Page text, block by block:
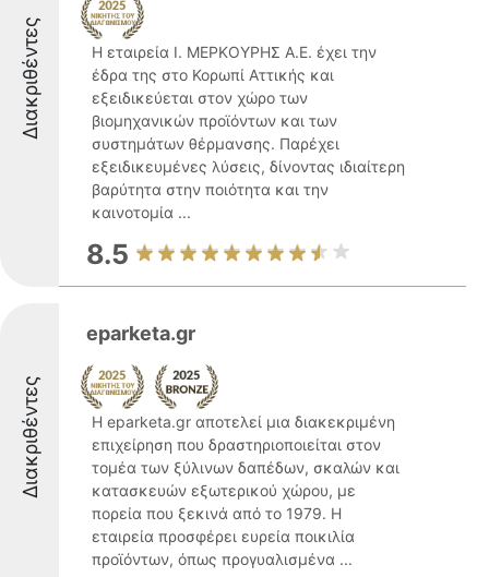
Διακριθέντες
Η εταιρεία Ι. ΜΕΡΚΟΥΡΗΣ Α.Ε. έχει την
έδρα της στο Κορωπί Αττικής και
εξειδικεύεται στον χώρο των
βιομηχανικών προϊόντων και των
συστημάτων θέρμανσης. Παρέχει
εξειδικευμένες λύσεις, δίνοντας ιδιαίτερη
βαρύτητα στην ποιότητα και την
καινοτομία ...
8.5
Διακριθέντες
eparketa.gr
Η eparketa.gr αποτελεί μια διακεκριμένη
επιχείρηση που δραστηριοποιείται στον
τομέα των ξύλινων δαπέδων, σκαλών και
κατασκευών εξωτερικού χώρου, με
πορεία που ξεκινά από το 1979. Η
εταιρεία προσφέρει ευρεία ποικιλία
προϊόντων, όπως προγυαλισμένα ...